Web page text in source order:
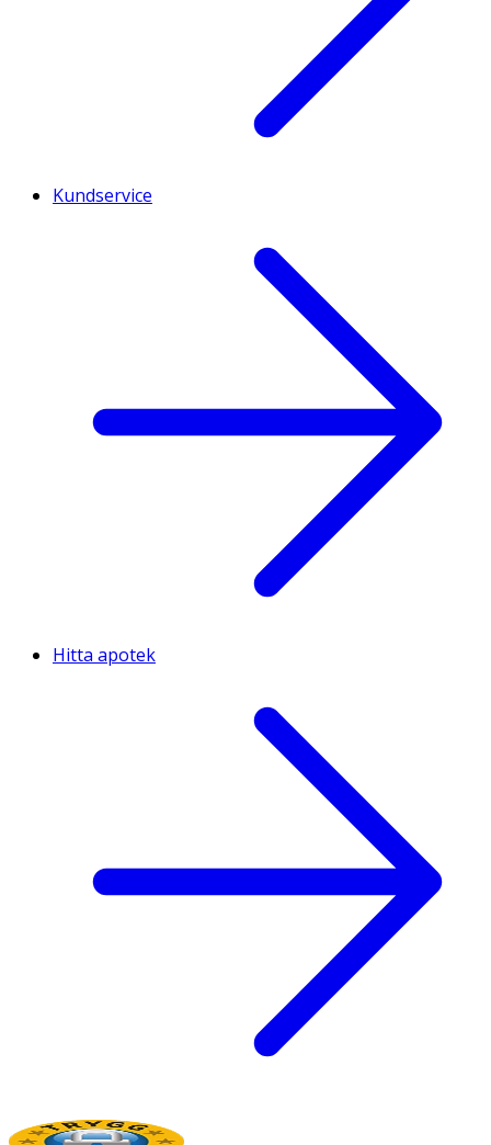
Kundservice
Hitta apotek